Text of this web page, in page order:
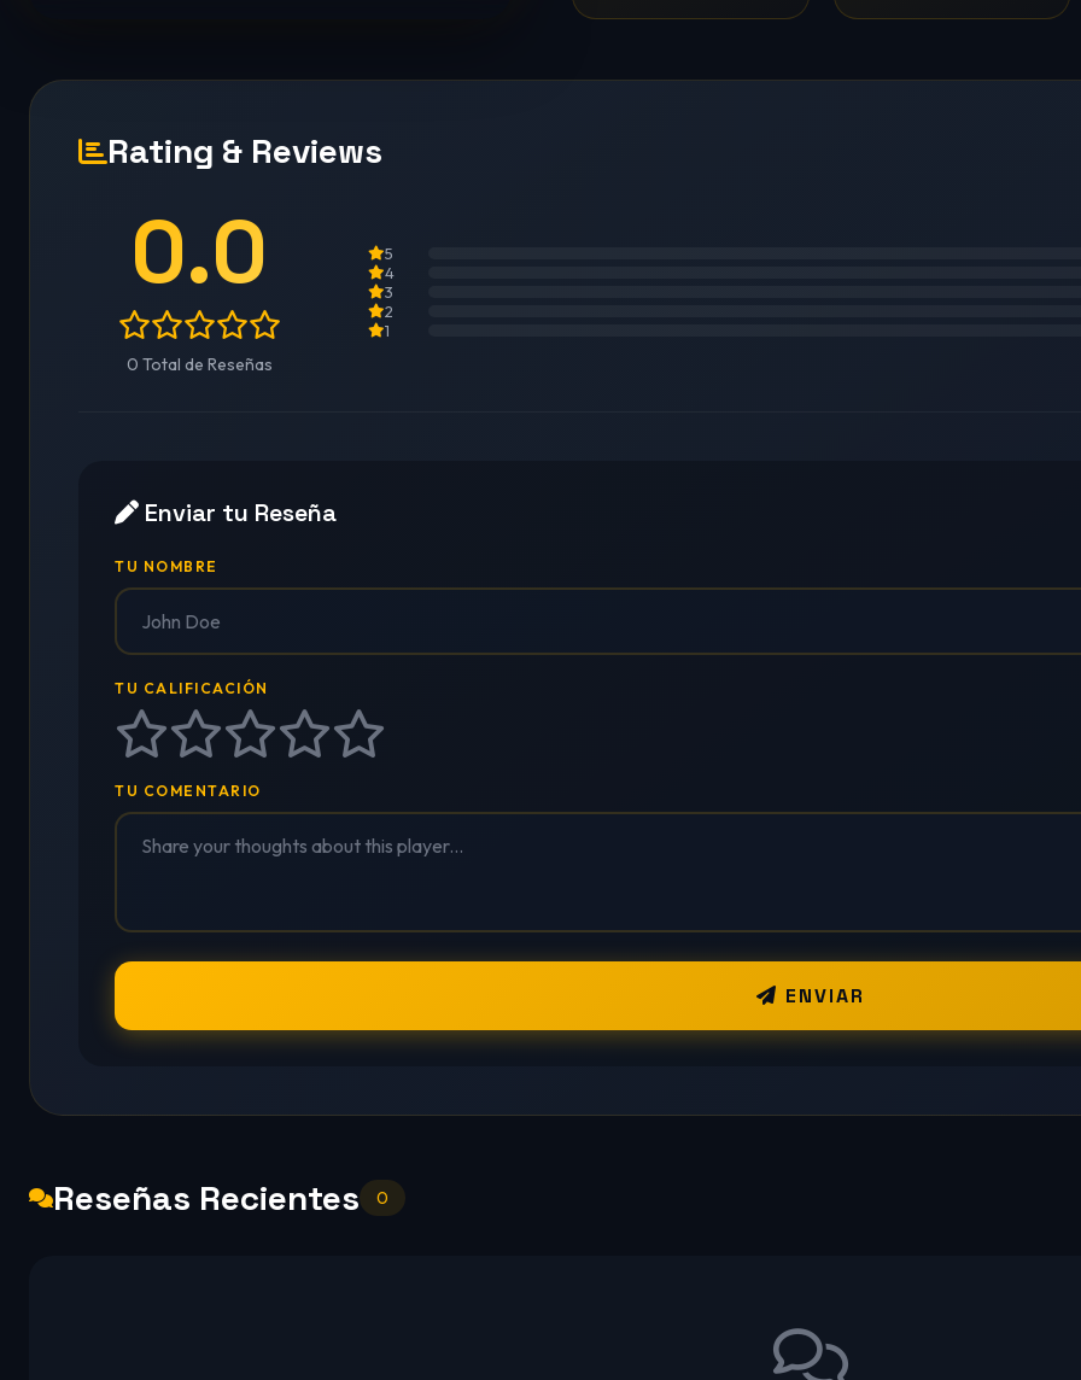
Rating & Reviews
0.0
0 Total de Reseñas
5
4
3
2
1
Enviar tu Reseña
TU NOMBRE
TU CALIFICACIÓN
TU COMENTARIO
ENVIAR
Reseñas Recientes 0